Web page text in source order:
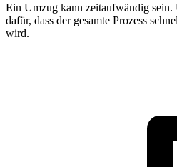
Ein Umzug kann zeitaufwändig sein.
dafür, dass der gesamte Prozess
wird.